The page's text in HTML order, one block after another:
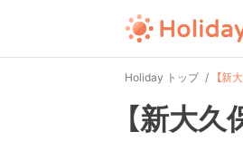
Holiday トップ 【新
【新大